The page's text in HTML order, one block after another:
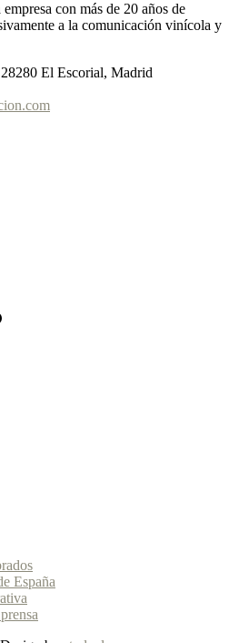
con más de 20 años de
a la comunicación vinícola y
El Escorial, Madrid
España